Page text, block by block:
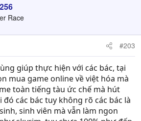
Race
#203
giúp thực hiện với các bác, tại
mua game online về việt hóa mà
toàn tiếng tàu ức chế mà hút
các bác tuy không rõ các bác là
sinh viên mà vẫn làm ngon